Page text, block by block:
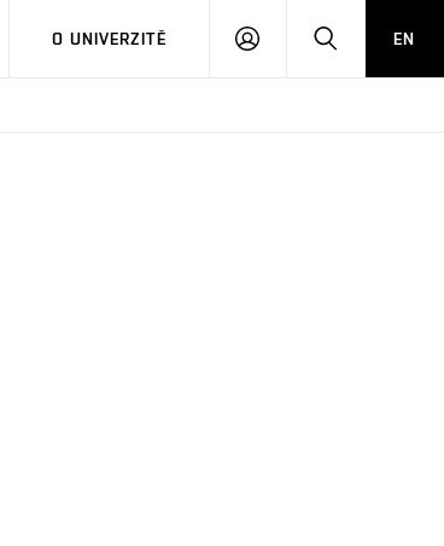
O UNIVERZITĚ
PŘIHLÁSIT HLEDATEN